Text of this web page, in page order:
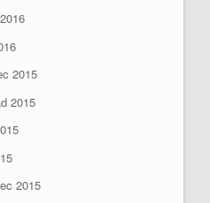
2015
2015
2015